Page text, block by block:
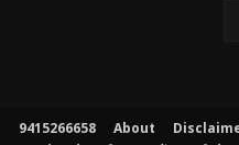
9415266658 About